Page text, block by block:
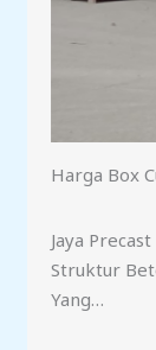
Harga Box
Jaya
Struktur
Yang…